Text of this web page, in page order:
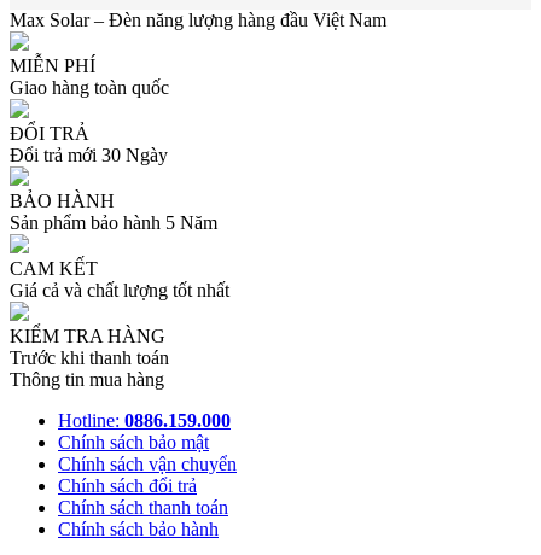
Max Solar – Đèn năng lượng hàng đầu Việt Nam
MIỄN PHÍ
Giao hàng toàn quốc
ĐỔI TRẢ
Đổi trả mới 30 Ngày
BẢO HÀNH
Sản phẩm bảo hành 5 Năm
CAM KẾT
Giá cả và chất lượng tốt nhất
KIỂM TRA HÀNG
Trước khi thanh toán
Thông tin mua hàng
Hotline: 0886.159.000
Chính sách bảo mật
Chính sách vận chuyển
Chính sách đổi trả
Chính sách thanh toán
Chính sách bảo hành